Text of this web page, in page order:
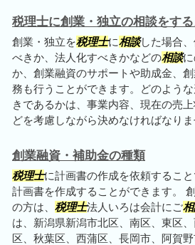
税理士に創業・独立の相談をす
創業・独立を税理士に相談した場合
べきか、法人化すべきかなどの相談
か、創業融資のサポートや助成金、
務も行うことができます。どのよう
きであるかは、事業内容、現在の売
どを考慮しながら決めなければなりま
創業融資・補助金の種類
税理士に計画書の作成を依頼するこ
計画書を作成することができます。
の方は、 税理士法人いろは会計にご
は、新潟県新潟市北区、南区、東区
区、秋葉区、西蒲区、長岡市、阿賀